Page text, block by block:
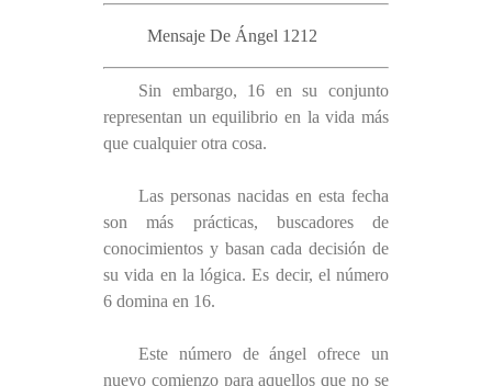
Mensaje De Ángel 1212
Sin embargo, 16 en su conjunto
representan un equilibrio en la vida más
que cualquier otra cosa.
Las personas nacidas en esta fecha
son más prácticas, buscadores de
conocimientos y basan cada decisión de
su vida en la lógica. Es decir, el número
6 domina en 16.
Este número de ángel ofrece un
nuevo comienzo para aquellos que no se